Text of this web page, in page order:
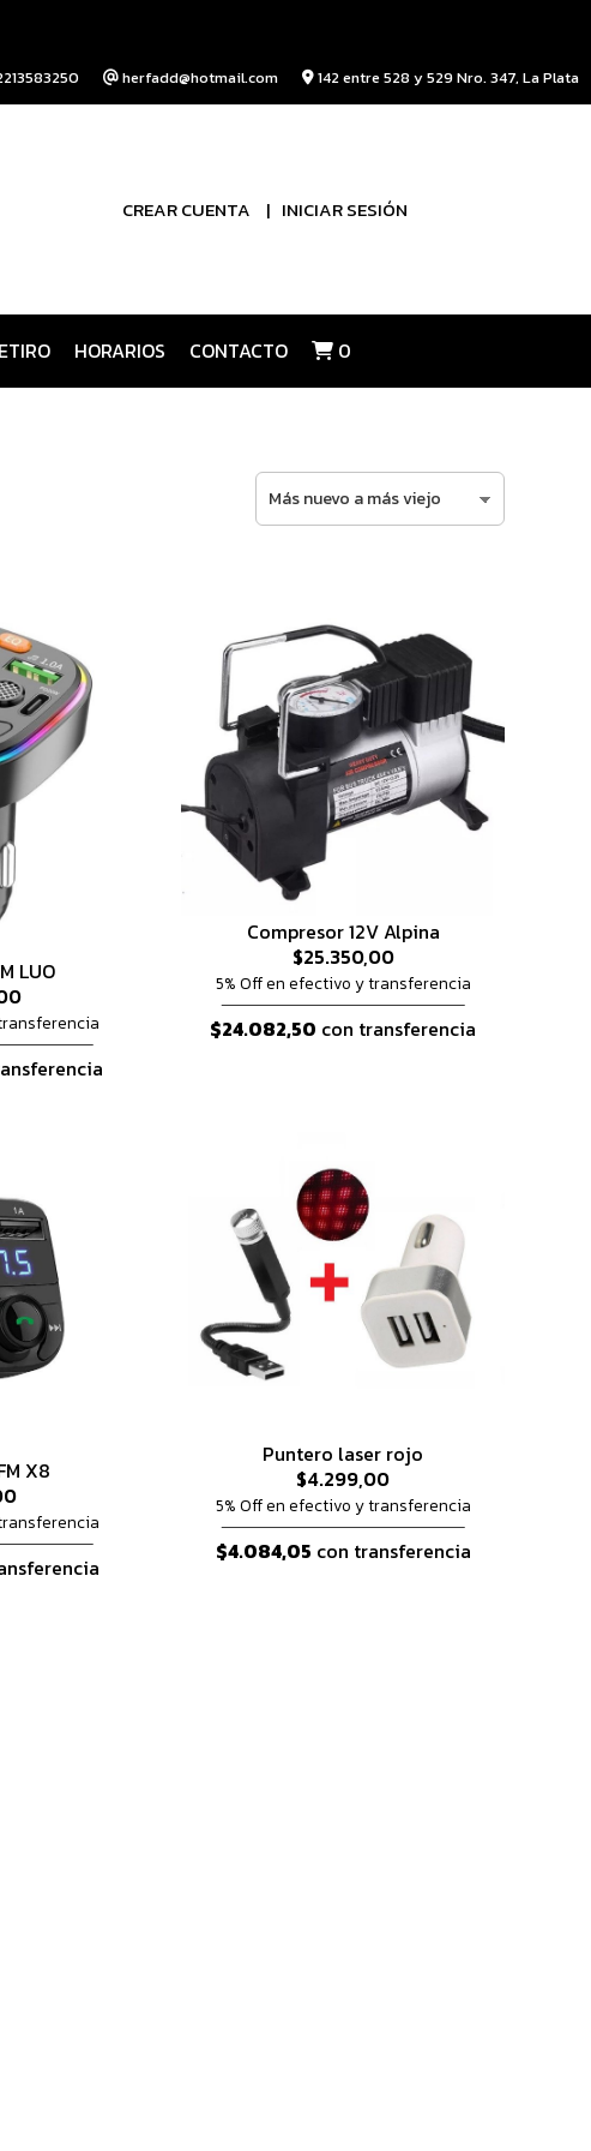
herfadd@hotmail.com 142 entre 528 y 529 Nro. 347, La Plata
CREAR CUENTA INICIAR SESIÓN
HORARIOS CONTACTO 0
LUO
Compresor 12V Alpina
$25.350,00
5% Off en efectivo y transferencia
$24.082,50 con transferencia
X8
Puntero laser rojo
$4.299,00
5% Off en efectivo y transferencia
$4.084,05 con transferencia